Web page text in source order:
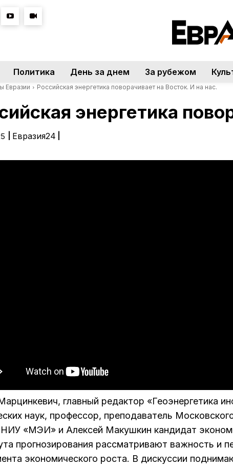
Политика День за днем За рубежом
Евразии Российская энергетика поворачивает на Восток. И на нас.
энергетика
Евразия24
главный редактор «Геоэнергетика
наук, профессор, преподаватель
«МЭИ» и Алексей Макушкин кандидат
прогнозирования рассматривают важность и
экономического роста. В дискуссии